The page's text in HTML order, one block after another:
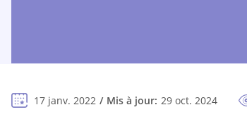
17 janv. 2022 Mis à jour: 29 oct. 2024